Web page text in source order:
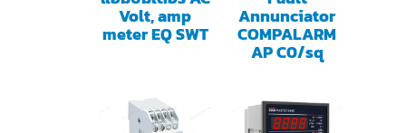
Volt, amp
meter EQ SWT
Annunciator
COMPALARM
AP C0/sq